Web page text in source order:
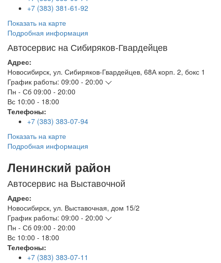
+7 (383) 381-61-92
Показать на карте
Подробная информация
Автосервис на Сибиряков-Гвардейцев
Адрес:
Новосибирск, ул. Сибиряков-Гвардейцев, 68А корп. 2, бокс 1
График работы: 09:00 - 20:00
Пн - Сб 09:00 - 20:00
Вс 10:00 - 18:00
Телефоны:
+7 (383) 383-07-94
Показать на карте
Подробная информация
Ленинский район
Автосервис на Выставочной
Адрес:
Новосибирск, ул. Выставочная, дом 15/2
График работы: 09:00 - 20:00
Пн - Сб 09:00 - 20:00
Вс 10:00 - 18:00
Телефоны:
+7 (383) 383-07-11